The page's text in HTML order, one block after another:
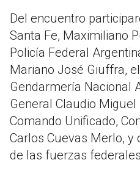
Del encuentro
Santa Fe, Maximiliano
Policía Federal
Mariano José Giuffra,
Gendarmería Nacional
General Claudio
Comando Unificado,
Carlos Cuevas Merlo,
de las fuerzas